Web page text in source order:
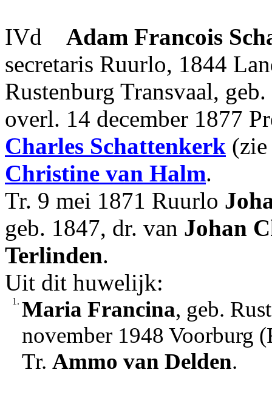
IVd Adam Francois
secretaris Ruurlo, 1844
Rustenburg Transvaal,
overl. 14 december 1877
Charles Schattenkerk
Christine van Halm.
Tr. 9 mei 1871 Ruurlo
geb. 1847, dr. van Johan
Terlinden.
Uit dit huwelijk:
1. Maria Francina, geb.
november 1948 Voorburg
Tr. Ammo van Delden.